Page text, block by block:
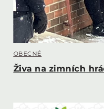
OBECNÉ
Živa na zimních